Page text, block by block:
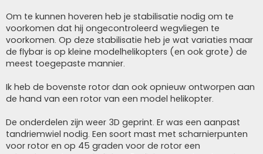
Om te kunnen hoveren heb je stabilisatie nodig om te
voorkomen dat hij ongecontroleerd wegvliegen te
voorkomen. Op deze stabilisatie heb je wat variaties maar
de flybar is op kleine modelhelikopters (en ook grote) de
meest toegepaste mannier.
Ik heb de bovenste rotor dan ook opnieuw ontworpen aan
de hand van een rotor van een model helikopter.
De onderdelen zijn weer 3D geprint. Er was een aanpast
tandriemwiel nodig. Een soort mast met scharnierpunten
voor rotor en op 45 graden voor de rotor een